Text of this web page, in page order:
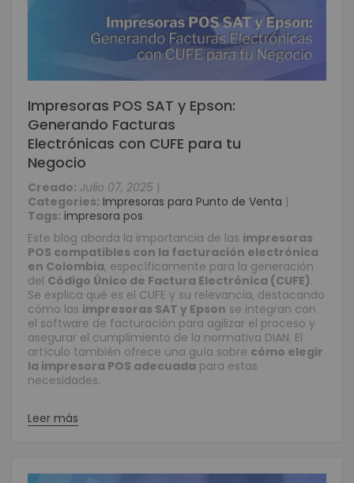
Impresoras POS SAT y Epson:
Generando Facturas
Electrónicas con CUFE para tu
Negocio
Creado: Julio 07, 2025 |
Categories: Impresoras para Punto de Venta |
Tags: impresora pos
Este blog aborda la importancia de las impresoras
POS compatibles con la facturación electrónica
en Colombia, específicamente para la generación
del Código Único de Factura Electrónica (CUFE).
Se explica qué es el CUFE y su relevancia, destacando
cómo las impresoras SAT y Epson se integran con
el software de facturación para agilizar el proceso y
asegurar el cumplimiento de la normativa DIAN. El
artículo también ofrece una guía sobre cómo elegir
la impresora POS adecuada para estas
necesidades.
Leer más